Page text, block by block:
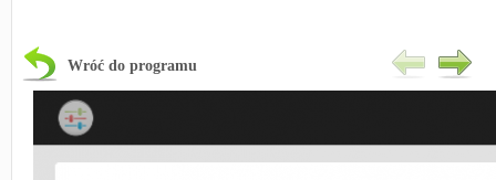
Wróć do programu